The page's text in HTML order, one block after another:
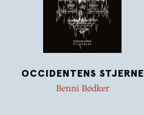
OCCIDENTENS STJERNE
Benni Bødker